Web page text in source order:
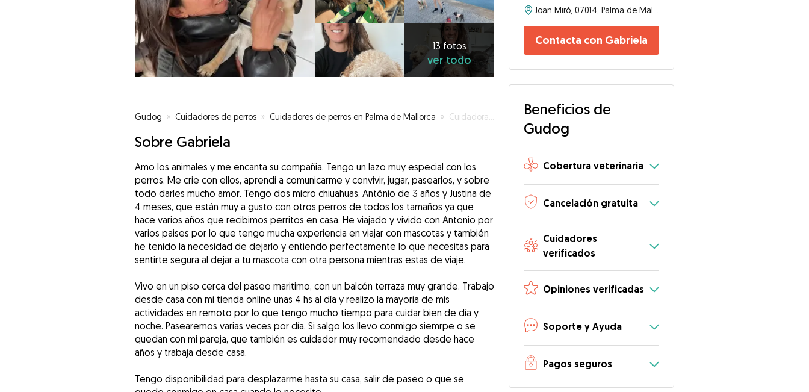
13 fotos
ver todo
Gudog » Cuidadores de perros » Cuidadores de perros en Palma de Mallorca » Cuidadora profesional mallorca_petsitting
Sobre Gabriela
Amo los animales y me encanta su compañia. Tengo un lazo muy especial con los
perros. Me crie con ellos, aprendi a comunicarme y convivir, jugar, pasearlos, y sobre
todo darles mucho amor. Tengo dos micro chiuahuas, Antônio de 3 años y Justina de
4 meses, que están muy a gusto con otros perros de todos los tamaños ya que
hace varios años que recibimos perritos en casa. He viajado y vivido con Antonio por
varios paises por lo que tengo mucha experiencia en viajar con mascotas y también
he tenido la necesidad de dejarlo y entiendo perfectamente lo que necesitas para
sentirte segura al dejar a tu mascota con otra persona mientras estas de viaje.
Vivo en un piso cerca del paseo maritimo, con un balcón terraza muy grande. Trabajo
desde casa con mi tienda online unas 4 hs al día y realizo la mayoria de mis
actividades en remoto por lo que tengo mucho tiempo para cuidar bien de día y
noche. Pasearemos varias veces por día. Si salgo los llevo conmigo siemrpe o se
quedan con mi pareja, que también es cuidador muy recomendado desde hace
años y trabaja desde casa.
Tengo disponibilidad para desplazarme hasta su casa, salir de paseo o que se
Contacta con Gabriela
Beneficios de
Gudog
Cobertura veterinaria
Cancelación gratuita
Cuidadores
verificados
Opiniones verificadas
Soporte y Ayuda
Pagos seguros